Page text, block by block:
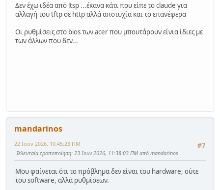
Δεν έχω ιδέα από ltsp ...έκανα κάτι που είπε το claude για
αλλαγή του tftp σε http αλλά αποτυχία και το επανέφερα
Οι ρυθμίσεις στο bios των acer που μπουτάρουν είνια ίδιες με
των άλλων που δεν...
mandarinos
#7
22 Ιουν 2026, 10:45:23 ΠΜ
Τελευταία τροποποίηση: 23 Ιουν 2026, 11:38:03 ΠΜ από mandarinos
Μου φαίνεται ότι το πρόβλημα δεν είναι του hardware, ούτε
του software, αλλά ρυθμίσεων.